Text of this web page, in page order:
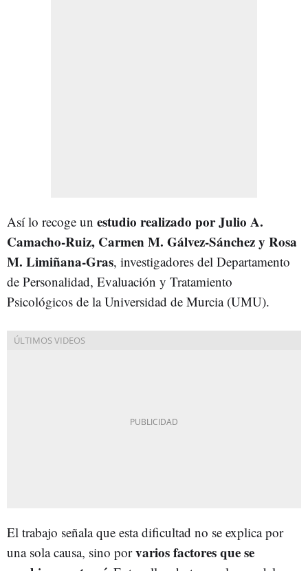
Así lo recoge un estudio realizado por Julio A.
Camacho-Ruiz, Carmen M. Gálvez-Sánchez y Rosa
M. Limiñana-Gras, investigadores del Departamento
de Personalidad, Evaluación y Tratamiento
Psicológicos de la Universidad de Murcia (UMU).
El trabajo señala que esta dificultad no se explica por
una sola causa, sino porvarios factores que se